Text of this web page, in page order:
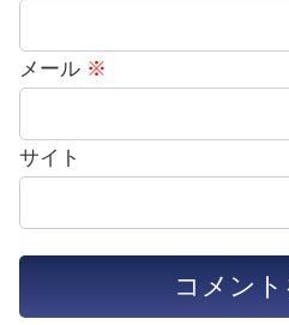
メール ※
サイト